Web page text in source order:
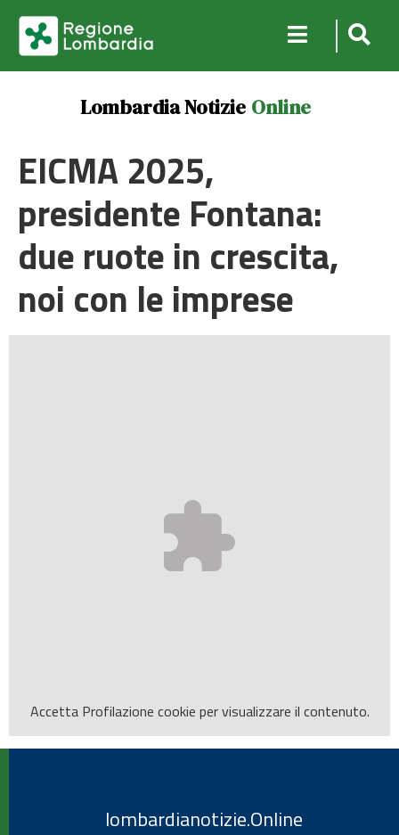
Lombardia Notizie Online
EICMA 2025,
presidente Fontana:
due ruote in crescita,
noi con le imprese
Accetta Profilazione cookie per visualizzare il contenuto.
lombardianotizie.Online